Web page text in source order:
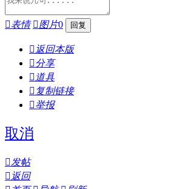
表情 图片0
 返回本版
分享
 道具
 复制链接
举报
取消
发帖
 返回